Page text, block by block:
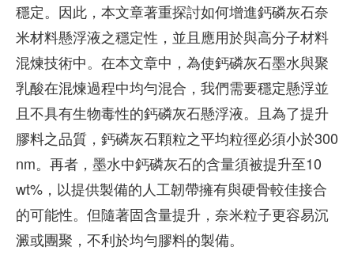
穩定。因此，本文章著重探討如何增進鈣磷灰石奈
米材料懸浮液之穩定性，並且應用於與高分子材料
混煉技術中。在本文章中，為使鈣磷灰石墨水與聚
乳酸在混煉過程中均勻混合，我們需要穩定懸浮並
且不具有生物毒性的鈣磷灰石懸浮液。且為了提升
膠料之品質，鈣磷灰石顆粒之平均粒徑必須小於300
nm。再者，墨水中鈣磷灰石的含量須被提升至10
wt%，以提供製備的人工韌帶擁有與硬骨較佳接合
的可能性。但隨著固含量提升，奈米粒子更容易沉
澱或團聚，不利於均勻膠料的製備。